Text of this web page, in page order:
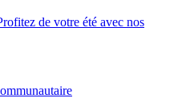
de votre été avec nos